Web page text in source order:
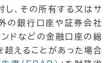
し、その所有する又はサ
の銀行口座や証券会社
ンドなどの金融口座の総
超えることがあった場合